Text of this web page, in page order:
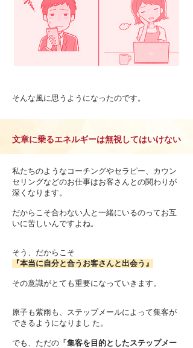
そんな風に思うようになったのです。
文章に乗るエネルギーは無視してはいけない
私たちのようなコーチングやセラピー、カウン
セリングなどのお仕事はお客さんとの関わりが
深くなります。
だからこそ合わない人と一緒にいるのってお互
いに苦しいんですよね。
そう、だからこそ
『本当に自分と合うお客さんと出会う』
その意識がとても重要になっていきます。
原子も紫雨も、ステップメールによって集客が
できるようになりまし た。
でも、ただの 「集客を目的としたステップメー